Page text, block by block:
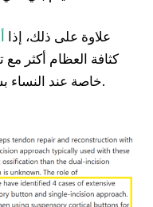
علاوة على ذلك، إذا
كثافة العظام أكثر
خاصة عند النساء بسبب الانخفاض الهرموني في النضج.